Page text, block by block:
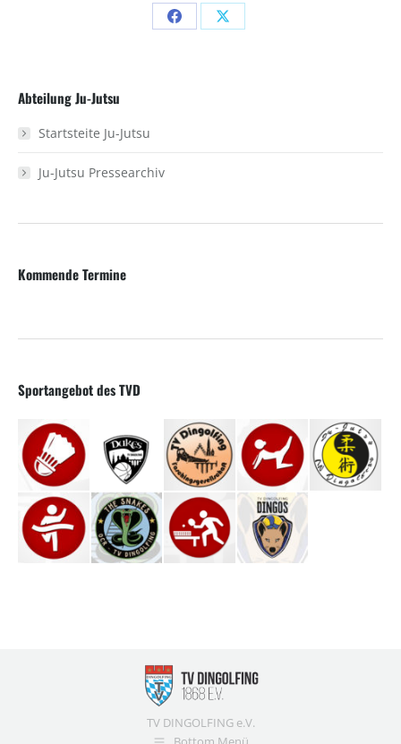
Share Share
Abteilung Ju-Jutsu
Startsteite Ju-Jutsu
Ju-Jutsu Pressearchiv
Kommende Termine
Sportangebot des TVD
TV DINGOLFING e.V.